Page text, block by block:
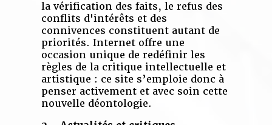
la vérification des faits, le refus des
conflits d'intérêts et des
connivences constituent autant de
priorités. Internet offre une
occasion unique de redéfinir les
règles de la critique intellectuelle et
artistique : ce site s’emploie donc à
penser activement et avec soin cette
nouvelle déontologie.